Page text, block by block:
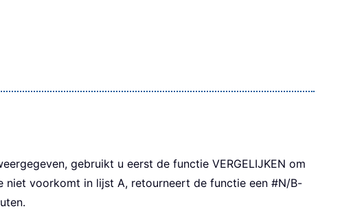
gebruikt u eerst de functie VERGELIJKEN om
niet voorkomt in lijst A, retourneert de functie een #N/B-